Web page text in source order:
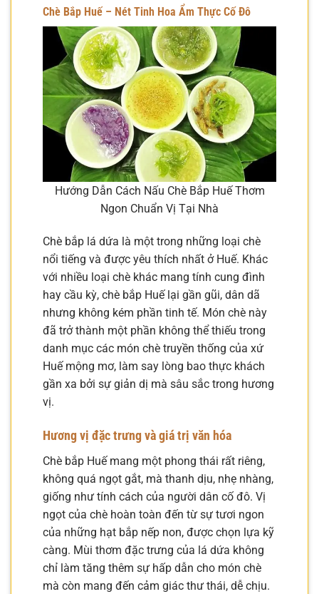
Chè Bắp Huế – Nét Tinh Hoa Ẩm Thực Cố Đô
Hướng Dẫn Cách Nấu Chè Bắp Huế Thơm
Ngon Chuẩn Vị Tại Nhà
Chè bắp lá dứa là một trong những loại chè
nổi tiếng và được yêu thích nhất ở Huế. Khác
với nhiều loại chè khác mang tính cung đình
hay cầu kỳ, chè bắp Huế lại gần gũi, dân dã
nhưng không kém phần tinh tế. Món chè này
đã trở thành một phần không thể thiếu trong
danh mục các món chè truyền thống của xứ
Huế mộng mơ, làm say lòng bao thực khách
gần xa bởi sự giản dị mà sâu sắc trong hương
vị.
Hương vị đặc trưng và giá trị văn hóa
Chè bắp Huế mang một phong thái rất riêng,
không quá ngọt gắt, mà thanh dịu, nhẹ nhàng,
giống như tính cách của người dân cố đô. Vị
ngọt của chè hoàn toàn đến từ sự tươi ngon
của những hạt bắp nếp non, được chọn lựa kỹ
càng. Mùi thơm đặc trưng của lá dứa không
chỉ làm tăng thêm sự hấp dẫn cho món chè
mà còn mang đến cảm giác thư thái, dễ chịu.